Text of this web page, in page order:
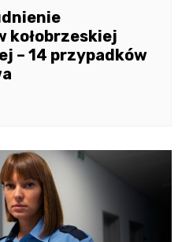
kołobrzeskiej
– 14 przypadków